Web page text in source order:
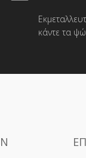
κάντε τα